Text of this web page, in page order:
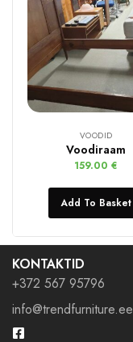
VOODID
Voodiraam
159.00 €
Add To Basket
KONTAKTID
+372 567 95796
info@trendfurniture.ee